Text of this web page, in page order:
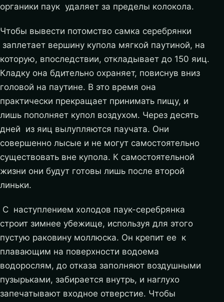
органики паук удаляет за пределы колокола.
Чтобы вывести потомство самка серебрянки
заплетает вершину купола мягкой паутиной, на
которую, впоследствии, откладывает до 150 яиц.
Кладку она бдительно охраняет, повиснув вниз
головой на паутине. В это время она
практически прекращает принимать пищу, и
лишь пополняет купол воздухом. Через десять
дней из яиц вылупляются паучата. Они
совершенно лысые и не могут самостоятельно
существовать вне купола. К самостоятельной
жизни они будут готовы лишь после второй
линьки.
С наступлением холодов паук-серебрянка
строит зимнее убежище, используя для этого
пустую раковину моллюска. Он крепит ее к
плавающим на поверхности водоема
водорослям, до отказа заполняют воздушными
пузырьками, забирается внутрь, и наглухо
запечатывают входное отверстие. Чтобы